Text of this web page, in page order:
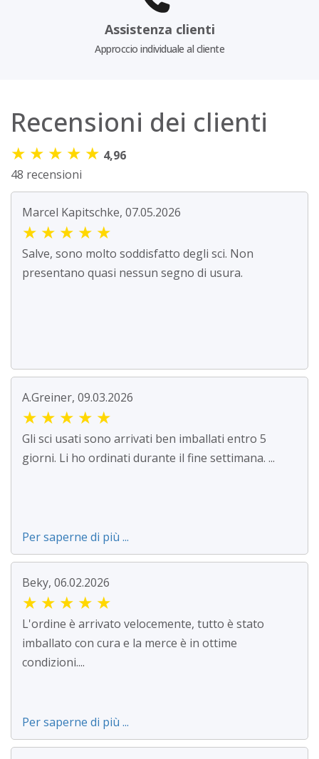
Assistenza clienti
Approccio individuale al cliente
Recensioni dei clienti
★ ★ ★ ★ ★ 4,96
48 recensioni
Marcel Kapitschke, 07.05.2026
★ ★ ★ ★ ★
Salve, sono molto soddisfatto degli sci. Non
presentano quasi nessun segno di usura.
A.Greiner, 09.03.2026
★ ★ ★ ★ ★
Gli sci usati sono arrivati ben imballati entro 5
giorni. Li ho ordinati durante il fine settimana. ...
Per saperne di più ...
Beky, 06.02.2026
★ ★ ★ ★ ★
L'ordine è arrivato velocemente, tutto è stato
imballato con cura e la merce è in ottime
condizioni....
Per saperne di più ...